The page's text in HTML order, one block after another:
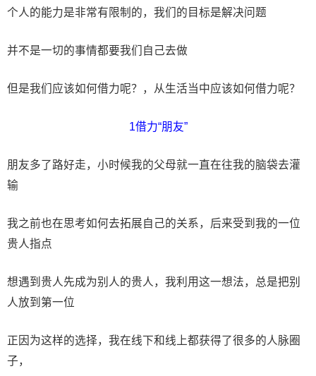
个人的能力是非常有限制的，我们的目标是解决问题
并不是一切的事情都要我们自己去做
但是我们应该如何借力呢？，从生活当中应该如何借力呢？
1借力“朋友”
朋友多了路好走，小时候我的父母就一直在往我的脑袋去灌
输
我之前也在思考如何去拓展自己的关系，后来受到我的一位
贵人指点
想遇到贵人先成为别人的贵人，我利用这一想法，总是把别
人放到第一位
正因为这样的选择，我在线下和线上都获得了很多的人脉圈
子，